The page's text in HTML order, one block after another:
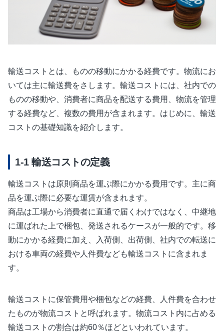
輸送コストとは、ものの移動にかかる経費です。物流にお
いては主に輸送費をさします。輸送コストには、社内での
ものの移動や、消費者に商品を配送する費用、物流を管理
する経費など、複数の費用が含まれます。はじめに、輸送
コストの基礎知識を紹介します。
輸送コストの定義
輸送コストは原則商品を運ぶ際にかかる費用です。主に商
品を運ぶ際に必要な運賃が含まれます。
商品は工場から消費者に直通で届くわけではなく、中継地
に運ばれた上で梱包、発送されるケースが一般的です。移
動にかかる経費に加え、入荷側、出荷側、社内での転送に
おける車両の経費や人件費なども輸送コストに含まれま
す。
輸送コストに保管費用や梱包などの経費、人件費を合わせ
たものが物流コストと呼ばれます。物流コスト内に占める
輸送コストの割合は約60％ほどといわれています。